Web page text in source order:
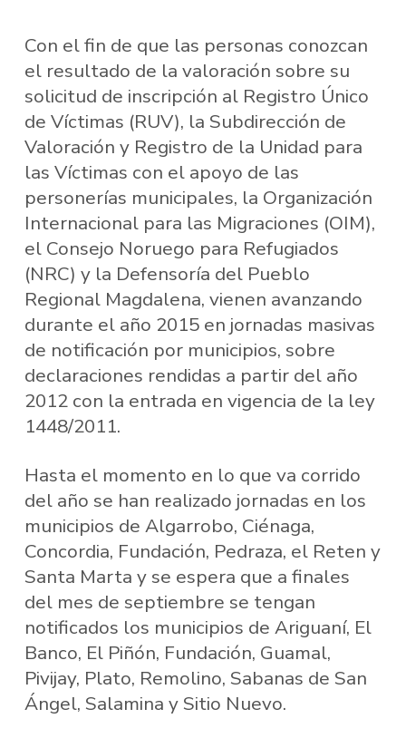
Con el fin de que las personas conozcan
el resultado de la valoración sobre su
solicitud de inscripción al Registro Único
de Víctimas (RUV), la Subdirección de
Valoración y Registro de la Unidad para
las Víctimas con el apoyo de las
personerías municipales, la Organización
Internacional para las Migraciones (OIM),
el Consejo Noruego para Refugiados
(NRC) y la Defensoría del Pueblo
Regional Magdalena, vienen avanzando
durante el año 2015 en jornadas masivas
de notificación por municipios, sobre
declaraciones rendidas a partir del año
2012 con la entrada en vigencia de la ley
1448/2011.
Hasta el momento en lo que va corrido
del año se han realizado jornadas en los
municipios de Algarrobo, Ciénaga,
Concordia, Fundación, Pedraza, el Reten y
Santa Marta y se espera que a finales
del mes de septiembre se tengan
notificados los municipios de Ariguaní, El
Banco, El Piñón, Fundación, Guamal,
Pivijay, Plato, Remolino, Sabanas de San
Ángel, Salamina y Sitio Nuevo.